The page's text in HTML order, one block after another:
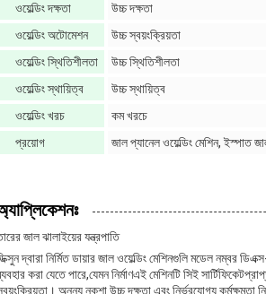
ওয়েল্ডিং দক্ষতা
উচ্চ দক্ষতা
ওয়েল্ডিং অটোমেশন
উচ্চ স্বয়ংক্রিয়তা
ওয়েল্ডিং স্থিতিশীলতা
উচ্চ স্থিতিশীলতা
ওয়েল্ডিং স্থায়িত্ব
উচ্চ স্থায়িত্ব
ওয়েল্ডিং খরচ
কম খরচে
প্রয়োগ
জাল প্যানেল ওয়েল্ডিং মেশিন, ইস্পাত
জাল ঝালাইয়ের যন্ত্রপাতি
দ্বারা নির্মিত ডায়ার জাল ওয়েল্ডিং মেশিনগুলি মডেল নম্বর
করা যেতে পারে,যেমন নির্মাণএই মেশিনটি সিই
অনন্য নকশা উচ্চ দক্ষতা এবং নির্ভরযোগ্য কর্মক্ষমতা